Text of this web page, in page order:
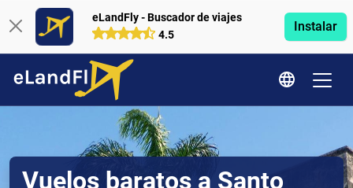
eLandFly - Buscador de viajes
4.5
Instalar
Vuelos baratos a Santo